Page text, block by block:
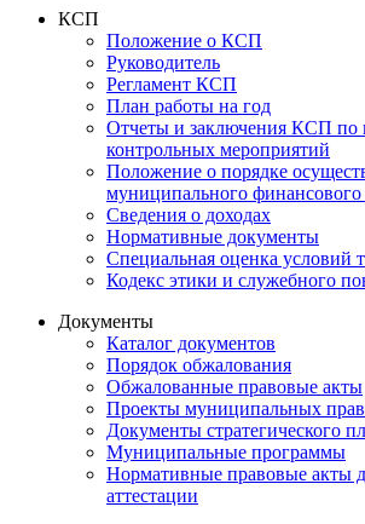
КСП
Положение о КСП
Руководитель
Регламент КСП
План работы на год
Отчеты и заключения КСП по
контрольных мероприятий
Положение о порядке
муниципального финансового
Сведения о доходах
Нормативные документы
Специальная оценка условий
Кодекс этики и служебного
Документы
Каталог документов
Порядок обжалования
Обжалованные правовые акты
Проекты муниципальных
Документы стратегического
Муниципальные программы
Нормативные правовые акты
аттестации